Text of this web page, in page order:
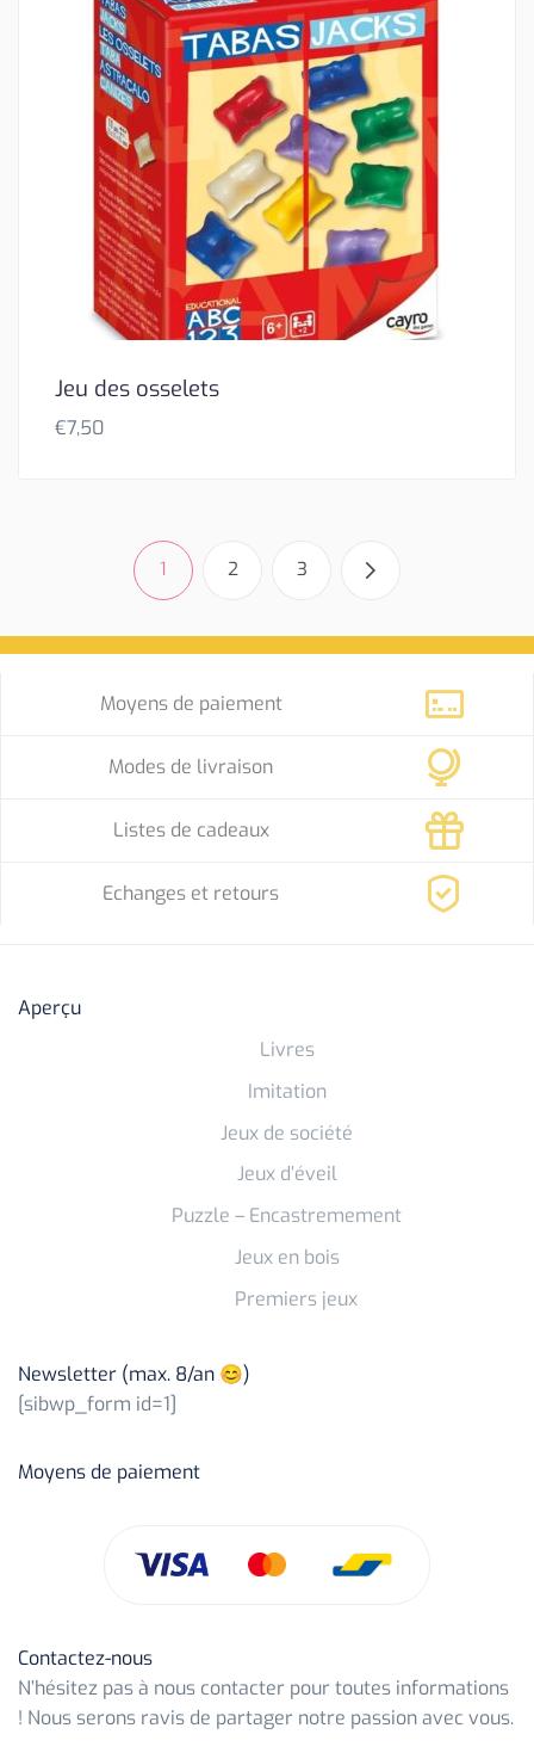
Jeu des osselets
€7,50
1 2 3
Moyens de paiement
Modes de livraison
Listes de cadeaux
Echanges et retours
Aperçu
Livres
Imitation
Jeux de société
Jeux d’éveil
Puzzle – Encastremement
Jeux en bois
Premiers jeux
Newsletter (max. 8/an 😊)
[sibwp_form id=1]
Moyens de paiement
Contactez-nous
N’hésitez pas à nous contacter pour toutes informations
! Nous serons ravis de partager notre passion avec vous.